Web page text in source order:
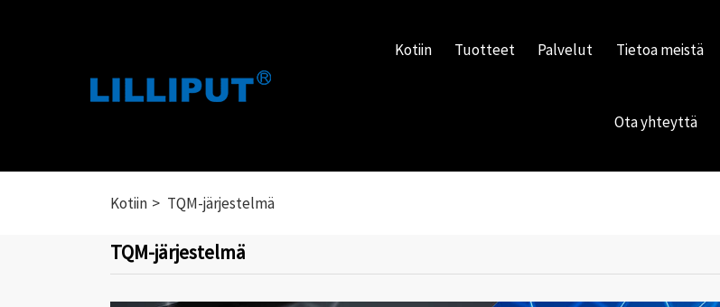
Kotiin Tuotteet Palvelut Tietoa meistä
Ota yhteyttä
Kotiin TQM-järjestelmä
TQM-järjestelmä